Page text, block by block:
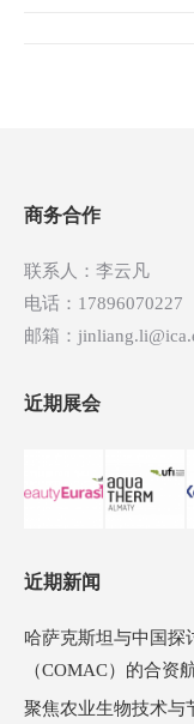
航
商务合作
联系人：李云凡
电话：17896070227
邮箱：
近期展会
近期新闻
哈萨克斯坦与中国探
（COMAC）的合资
聚焦农业生物技术与